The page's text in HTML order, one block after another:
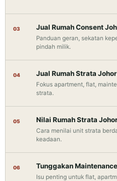
03 Jual Rumah Consent
Panduan geran, sekatan
pindah milik.
04 Jual Rumah Strata Johor
Fokus apartment, flat,
strata.
05 Nilai Rumah Strata
Cara menilai unit strata
keadaan.
06 Tunggakan
Isu penting untuk flat,